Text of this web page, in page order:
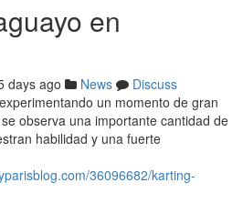
en
days ago News
Discuss
un momento de gran
observa una importante cantidad de
habilidad y una fuerte
36096682/karting-